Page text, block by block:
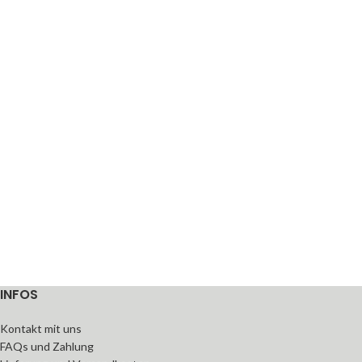
INFOS
Kontakt mit uns
FAQs und Zahlung